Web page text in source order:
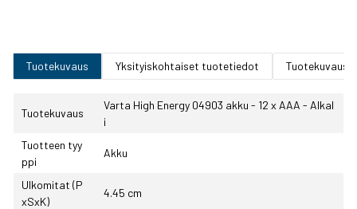
Tuotekuvaus Yksityiskohtaiset tuotetiedot Tuotekuvaus
Tuotekuvaus
Varta High Energy 04903 akku - 12 x AAA - Alkal
i
Tuotteen tyy
ppi
Akku
Ulkomitat (P
xSxK)
4.45 cm